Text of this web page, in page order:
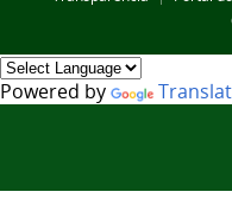
Powered by